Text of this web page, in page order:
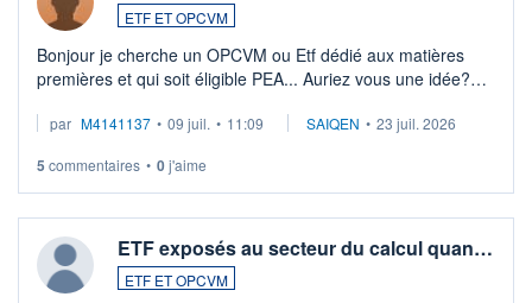
ETF ET OPCVM
Bonjour je cherche un OPCVM ou Etf dédié aux matières
premières et qui soit éligible PEA... Auriez vous une idée?
par M4141137 • 09 juil. • 11:09 SAIQEN • 23 juil. 2026
5 commentaires • 0j'aime
ETF exposés au secteur du calcul quan…
ETF ET OPCVM